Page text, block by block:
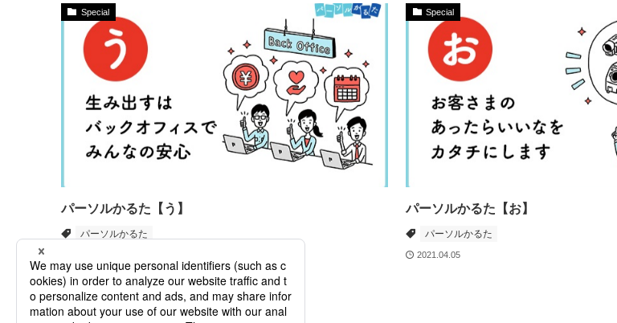
Special
パーソルかるた【う】
パーソルかるた
Special
パーソルかるた【お】
パーソルかるた
2021.04.05